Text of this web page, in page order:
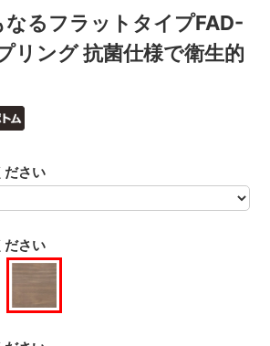
るフラットタイプFAD-
リング 抗菌仕様で衛生的
ださい
ださい